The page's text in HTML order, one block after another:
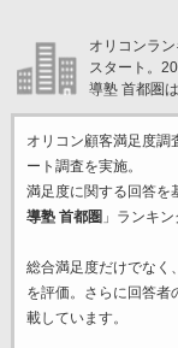
オリコンラ
スタート。
導塾 首都圏
オリコン顧客満足度調
ート調査を実施。
満足度に関する回答を
導塾 首都圏 」ランキ
総合満足度だけでなく
を評価。さらに回答者
載しています。